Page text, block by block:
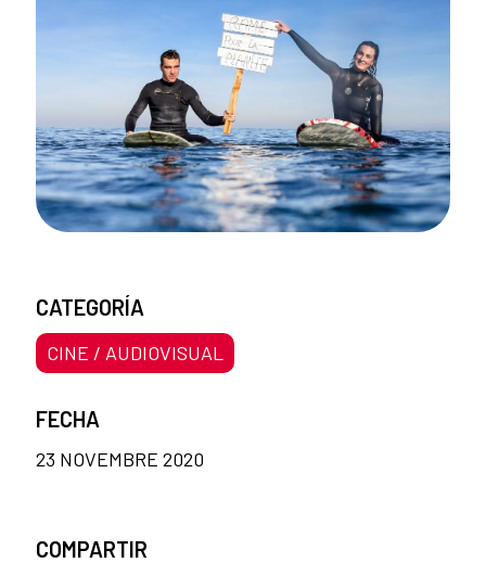
CATEGORÍA
CINE / AUDIOVISUAL
FECHA
23 NOVEMBRE 2020
COMPARTIR